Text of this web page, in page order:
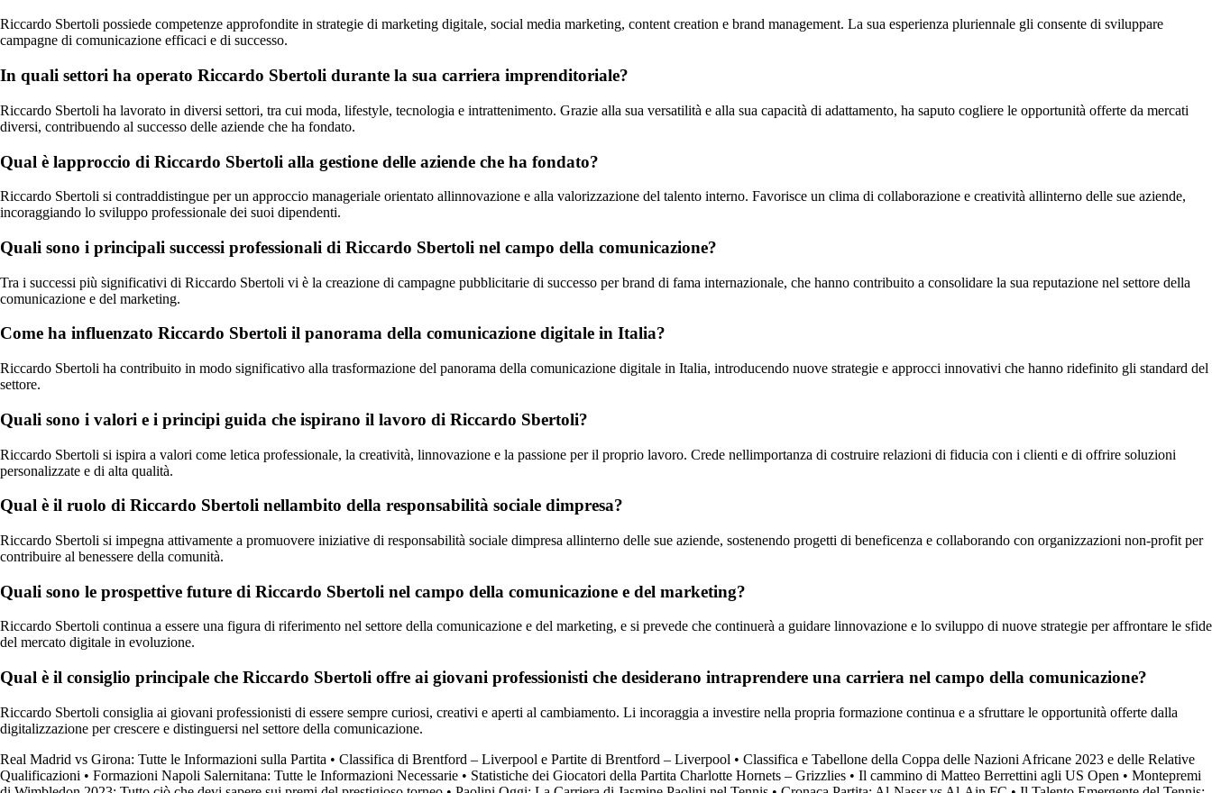
Riccardo Sbertoli possiede competenze approfondite in strategie di marketing digitale, social media marketing, content creation e brand management. La sua esperienza pluriennale gli consente di sviluppare
campagne di comunicazione efficaci e di successo.
In quali settori ha operato Riccardo Sbertoli durante la sua carriera imprenditoriale?
Riccardo Sbertoli ha lavorato in diversi settori, tra cui moda, lifestyle, tecnologia e intrattenimento. Grazie alla sua versatilità e alla sua capacità di adattamento, ha saputo cogliere le opportunità offerte da mercati
diversi, contribuendo al successo delle aziende che ha fondato.
Qual è lapproccio di Riccardo Sbertoli alla gestione delle aziende che ha fondato?
Riccardo Sbertoli si contraddistingue per un approccio manageriale orientato allinnovazione e alla valorizzazione del talento interno. Favorisce un clima di collaborazione e creatività allinterno delle sue aziende,
incoraggiando lo sviluppo professionale dei suoi dipendenti.
Quali sono i principali successi professionali di Riccardo Sbertoli nel campo della comunicazione?
Tra i successi più significativi di Riccardo Sbertoli vi è la creazione di campagne pubblicitarie di successo per brand di fama internazionale, che hanno contribuito a consolidare la sua reputazione nel settore della
comunicazione e del marketing.
Come ha influenzato Riccardo Sbertoli il panorama della comunicazione digitale in Italia?
Riccardo Sbertoli ha contribuito in modo significativo alla trasformazione del panorama della comunicazione digitale in Italia, introducendo nuove strategie e approcci innovativi che hanno ridefinito gli standard del
settore.
Quali sono i valori e i principi guida che ispirano il lavoro di Riccardo Sbertoli?
Riccardo Sbertoli si ispira a valori come letica professionale, la creatività, linnovazione e la passione per il proprio lavoro. Crede nellimportanza di costruire relazioni di fiducia con i clienti e di offrire soluzioni
personalizzate e di alta qualità.
Qual è il ruolo di Riccardo Sbertoli nellambito della responsabilità sociale dimpresa?
Riccardo Sbertoli si impegna attivamente a promuovere iniziative di responsabilità sociale dimpresa allinterno delle sue aziende, sostenendo progetti di beneficenza e collaborando con organizzazioni non-profit per
contribuire al benessere della comunità.
Quali sono le prospettive future di Riccardo Sbertoli nel campo della comunicazione e del marketing?
Riccardo Sbertoli continua a essere una figura di riferimento nel settore della comunicazione e del marketing, e si prevede che continuerà a guidare linnovazione e lo sviluppo di nuove strategie per affrontare le sfide
del mercato digitale in evoluzione.
Qual è il consiglio principale che Riccardo Sbertoli offre ai giovani professionisti che desiderano intraprendere una carriera nel campo della comunicazione?
Riccardo Sbertoli consiglia ai giovani professionisti di essere sempre curiosi, creativi e aperti al cambiamento. Li incoraggia a investire nella propria formazione continua e a sfruttare le opportunità offerte dalla
digitalizzazione per crescere e distinguersi nel settore della comunicazione.
Real Madrid vs Girona: Tutte le Informazioni sulla Partita • Classifica di Brentford – Liverpool e Partite di Brentford – Liverpool • Classifica e Tabellone della Coppa delle Nazioni Africane 2023 e delle Relative
Qualificazioni • Formazioni Napoli Salernitana: Tutte le Informazioni Necessarie • Statistiche dei Giocatori della Partita Charlotte Hornets – Grizzlies • Il cammino di Matteo Berrettini agli US Open • Montepremi